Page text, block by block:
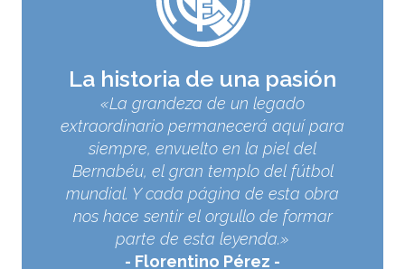
La historia de una pasión
«La grandeza de un legado
extraordinario permanecerá aquí para
siempre, envuelto en la piel del
Bernabéu, el gran templo del fútbol
mundial. Y cada página de esta obra
nos hace sentir el orgullo de formar
parte de esta leyenda.»
Florentino Pérez